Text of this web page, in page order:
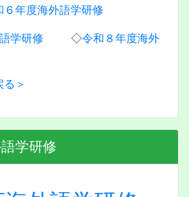
年度海外語学研修
学研修 ◇令和８年度海外
る＞
学研修